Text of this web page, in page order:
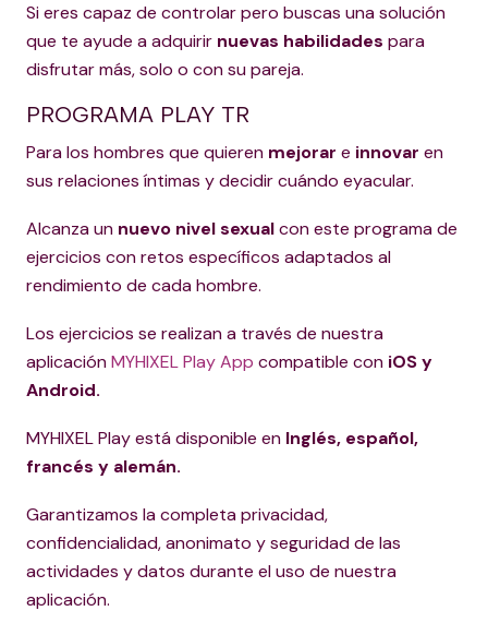
Si eres capaz de controlar pero buscas una solución
que te ayude a adquirir nuevas habilidades para
disfrutar más, solo o con su pareja.
PROGRAMA PLAY TR
Para los hombres que quieren mejorar e innovar en
sus relaciones íntimas y decidir cuándo eyacular.
Alcanza un nuevo nivel sexualcon este programa de
ejercicios con retos específicos adaptados al
rendimiento de cada hombre.
Los ejercicios se realizan a través de nuestra
aplicaciónMYHIXEL Play App compatible con iOS y
Android.
MYHIXEL Play está disponible en Inglés, español,
francés y alemán.
Garantizamos la completa privacidad,
confidencialidad, anonimato y seguridad de las
actividades y datos durante el uso de nuestra
aplicación.